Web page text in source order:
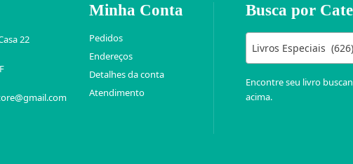
22
Minha Conta
Pedidos
Endereços
Detalhes da conta
Atendimento
Busca por
Livros Especiais (626)
Encontre seu livro
acima.